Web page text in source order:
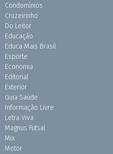
Condomínios
Cruzeirinho
Do Leitor
Educação
Educa Mais Brasil
Esporte
Economia
Editorial
Exterior
Guia Saúde
Informação Livre
Letra Viva
Magnus Futsal
Mix
Motor